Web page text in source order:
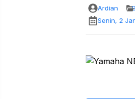
Ardian
Senin, 2